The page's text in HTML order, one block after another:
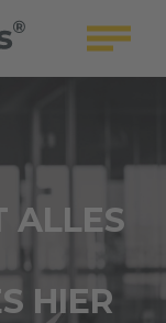
ALLES
HIER